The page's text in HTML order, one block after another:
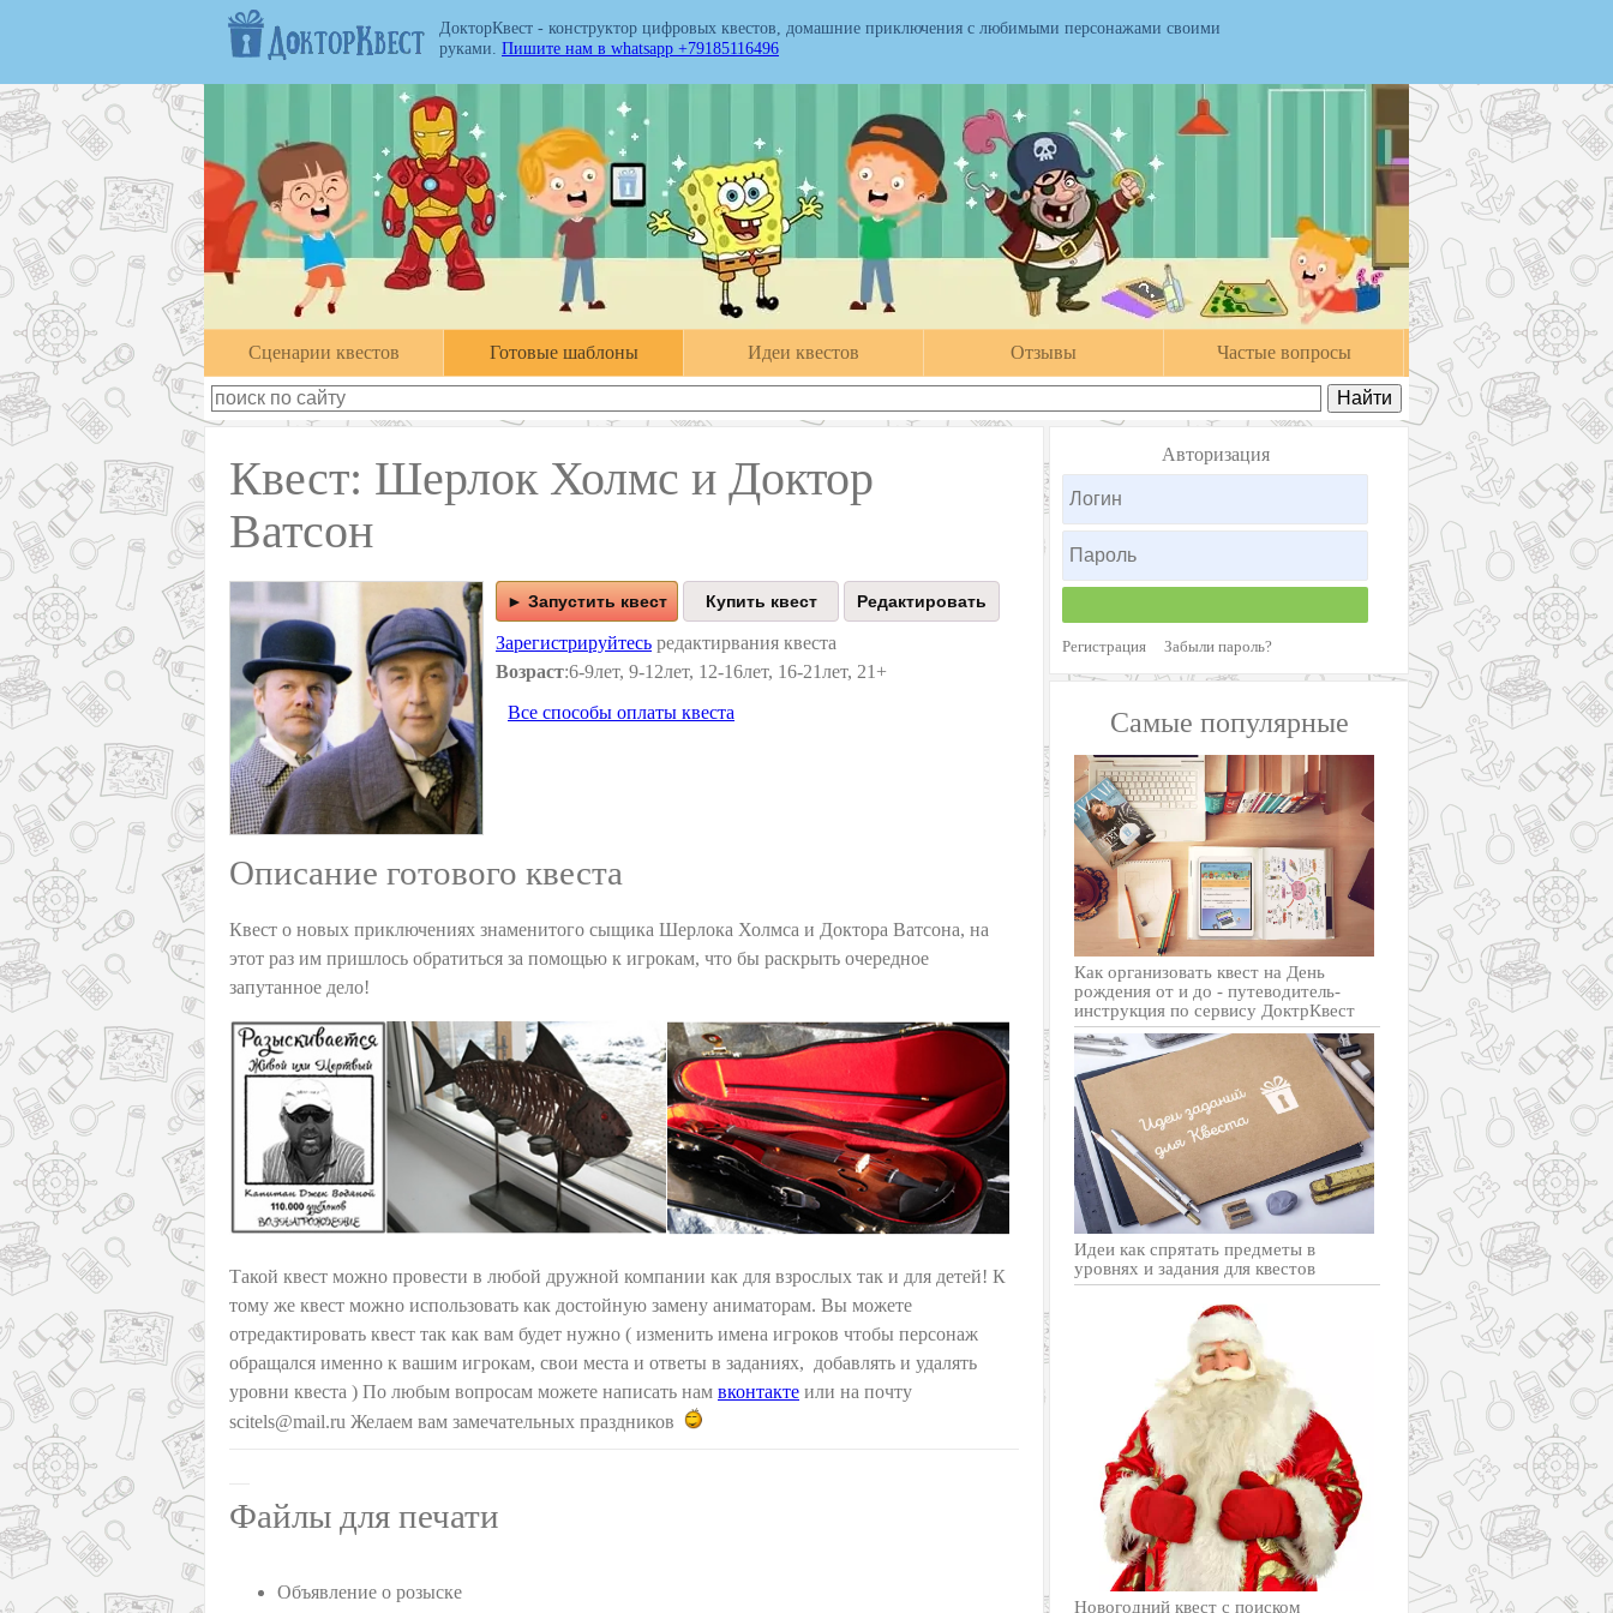
ДокторКвест - конструктор цифровых квестов, домашние приключения с любимыми персонажами своими
руками. Пишите нам в whatsapp +79185116496
Cценарии квестов Готовые шаблоны Идеи квестов Отзывы Частые вопросы
Квест: Шерлок Холмс и Доктор
Ватсон
► Запустить квест
Зарегистрируйтесь редактирвания квеста
Возраст:6-9лет, 9-12лет, 12-16лет, 16-21лет, 21+
Все способы оплаты квеста
Описание готового квеста
Квест о новых приключениях знаменитого сыщика Шерлока Холмса и Доктора Ватсона, на
этот раз им пришлось обратиться за помощью к игрокам, что бы раскрыть очередное
запутанное дело!
Такой квест можно провести в любой дружной компании как для взрослых так и для детей! К
тому же квест можно использовать как достойную замену аниматорам. Вы можете
отредактировать квест так как вам будет нужно ( изменить имена игроков чтобы персонаж
обращался именно к вашим игрокам, свои места и ответы в заданиях, добавлять и удалять
уровни квеста ) По любым вопросам можете написать нам вконтакте или на почту
scitels@mail.ru Желаем вам замечательных праздников
Файлы для печати
Объявление о розыске
Авторизация
Регистрация Забыли пароль?
Самые популярные
Как организовать квест на День
рождения от и до - путеводитель-
инструкция по сервису ДоктрКвест
Идеи как спрятать предметы в
уровнях и задания для квестов
Новогодний квест с поиском